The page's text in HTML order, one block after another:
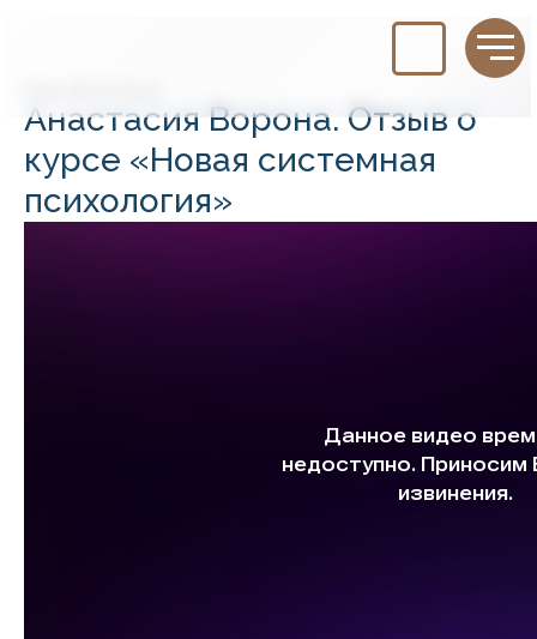
Анастасия Ворона. Отзыв о
курсе «Новая системная
психология»